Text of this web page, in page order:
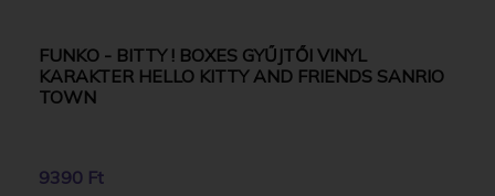
FUNKO - BITTY ! BOXES GYŰJTŐI VINYL
KARAKTER HELLO KITTY AND FRIENDS SANRIO
TOWN
9390 Ft